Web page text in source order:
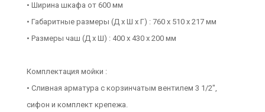
• Ширина шкафа от 600 мм
• Габаритные размеры (Д х Ш х Г) : 760 х 510 х 217 мм
• Размеры чаш (Д х Ш) : 400 х 430 х 200 мм
Комплектация мойки :
• Сливная арматура с корзинчатым вентилем 3 1/2",
сифон и комплект крепежа.